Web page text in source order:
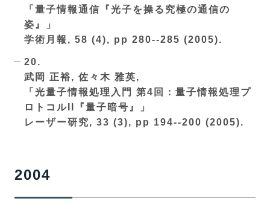
「量子情報通信『光子を操る究極の通信の
姿』」
学術月報, 58 (4), pp 280--285 (2005).
20.
武岡 正裕, 佐々木 雅英,
「光量子情報処理入門 第4回：量子情報処理プ
ロトコルII『量子暗号』」
レーザー研究, 33 (3), pp 194--200 (2005).
2004